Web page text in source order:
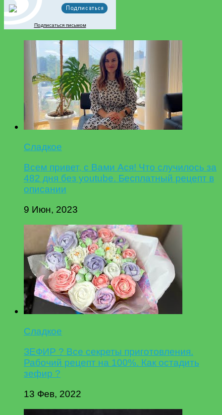
Подписаться письмом
Сладкое
Всем привет, с Вами Ася! Что случилось за
482 дня без youtube. Бесплатный рецепт в
описании
9 Июн, 2023
Сладкое
ЗЕФИР ? Все секреты приготовления.
Рабочий рецепт на 100%. Как остадить
зефир ?
13 Фев, 2022